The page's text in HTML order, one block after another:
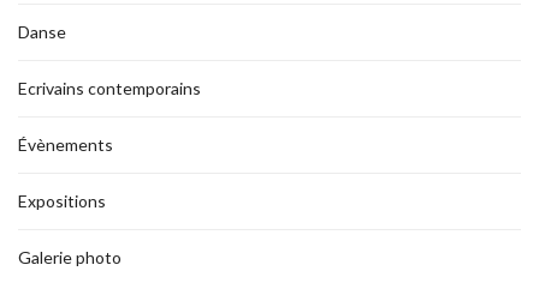
Danse
Ecrivains contemporains
Évènements
Expositions
Galerie photo